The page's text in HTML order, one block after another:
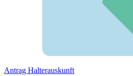
Antrag Halterauskunft